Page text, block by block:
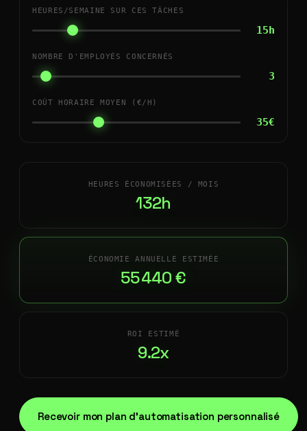
HEURES/SEMAINE SUR CES TÂCHES
15h
NOMBRE D'EMPLOYÉS CONCERNÉS
3
COÛT HORAIRE MOYEN (€/H)
35€
HEURES ÉCONOMISÉES / MOIS
132h
ÉCONOMIE ANNUELLE ESTIMÉE
55 440 €
ROI ESTIMÉ
9.2x
Recevoir mon plan d'automatisation personnalisé